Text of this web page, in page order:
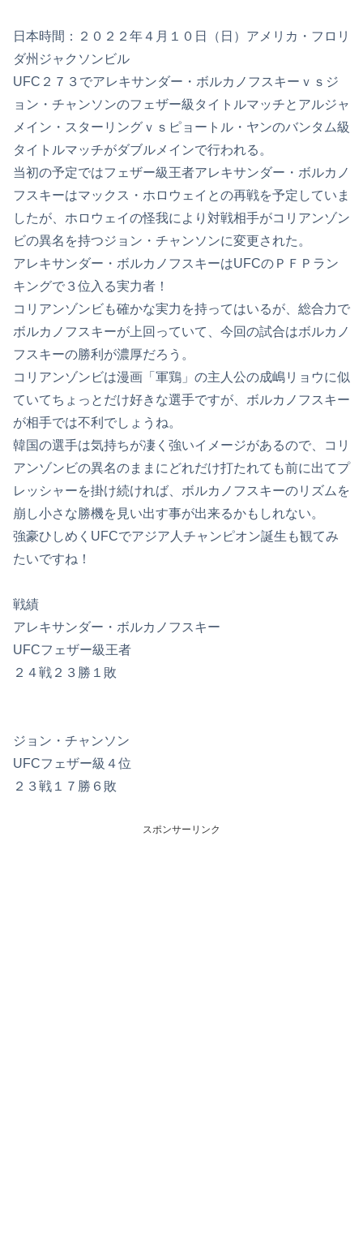
日本時間：２０２２年４月１０日（日）アメリカ・フロリ
ダ州ジャクソンビル
UFC２７３でアレキサンダー・ボルカノフスキーｖｓジ
ョン・チャンソンのフェザー級タイトルマッチとアルジャ
メイン・スターリングｖｓピョートル・ヤンのバンタム級
タイトルマッチがダブルメインで行われる。
当初の予定ではフェザー級王者アレキサンダー・ボルカノ
フスキーはマックス・ホロウェイとの再戦を予定していま
したが、ホロウェイの怪我により対戦相手がコリアンゾン
ビの異名を持つジョン・チャンソンに変更された。
アレキサンダー・ボルカノフスキーはUFCのＰＦＰラン
キングで３位入る実力者！
コリアンゾンビも確かな実力を持ってはいるが、総合力で
ボルカノフスキーが上回っていて、今回の試合はボルカノ
フスキーの勝利が濃厚だろう。
コリアンゾンビは漫画「軍鶏」の主人公の成嶋リョウに似
ていてちょっとだけ好きな選手ですが、ボルカノフスキー
が相手では不利でしょうね。
韓国の選手は気持ちが凄く強いイメージがあるので、コリ
アンゾンビの異名のままにどれだけ打たれても前に出てプ
レッシャーを掛け続ければ、ボルカノフスキーのリズムを
崩し小さな勝機を見い出す事が出来るかもしれない。
強豪ひしめくUFCでアジア人チャンピオン誕生も観てみ
たいですね！
戦績
アレキサンダー・ボルカノフスキー
UFCフェザー級王者
２４戦２３勝１敗
ジョン・チャンソン
UFCフェザー級４位
２３戦１７勝６敗
スポンサーリンク